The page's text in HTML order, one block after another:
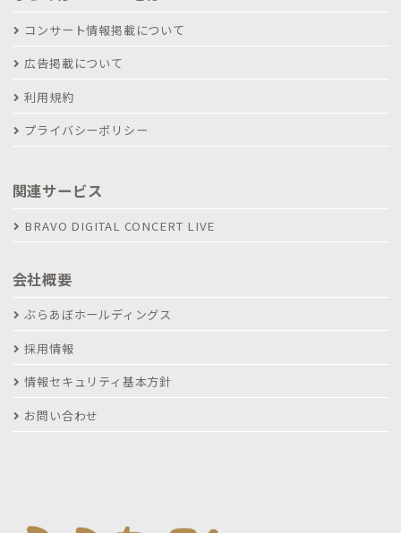
コンサート情報掲載について
広告掲載について
利用規約
プライバシーポリシー
関連サービス
BRAVO DIGITAL CONCERT LIVE
会社概要
ぶらあぼホールディングス
採用情報
情報セキュリティ基本方針
お問い合わせ